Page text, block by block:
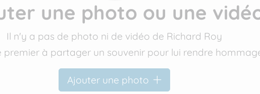
une photo ou une
Il n'y a pas de photo ni de vidéo de Richard Roy
premier à partager un souvenir pour lui rendre
Ajouter une photo